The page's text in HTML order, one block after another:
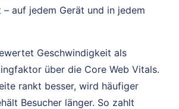
– auf jedem Gerät und in jedem
Geschwindigkeit als
über die Core Web Vitals.
rankt besser, wird häufiger
Besucher länger. So zahlt